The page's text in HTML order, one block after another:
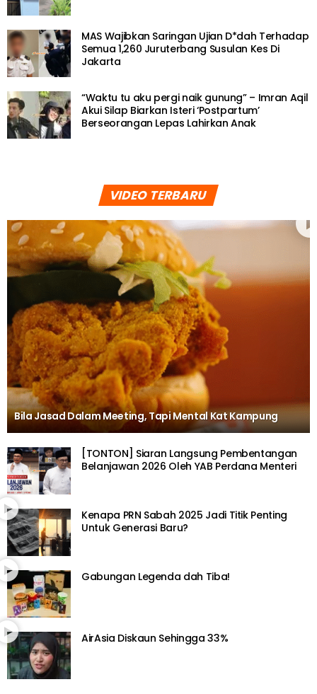
MAS Wajibkan Saringan Ujian D*dah Terhadap
Semua 1,260 Juruterbang Susulan Kes Di
Jakarta
“Waktu tu aku pergi naik gunung” – Imran Aqil
Akui Silap Biarkan Isteri ‘Postpartum’
Berseorangan Lepas Lahirkan Anak
VIDEO TERBARU
Bila Jasad Dalam Meeting, Tapi Mental Kat Kampung
[TONTON] Siaran Langsung Pembentangan
Belanjawan 2026 Oleh YAB Perdana Menteri
Kenapa PRN Sabah 2025 Jadi Titik Penting
Untuk Generasi Baru?
Gabungan Legenda dah Tiba!
AirAsia Diskaun Sehingga 33%